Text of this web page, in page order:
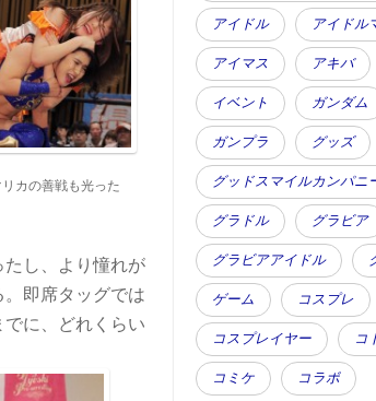
リカの善戦も光った
し、
より憧れが
即席タッグでは
に、
どれくらい
アイドル アイドル
アイマス アキバ
イベント ガンダム
ガンプラ グッズ
グッドスマイルカンパニ
グラドル グラビア
グラビアアイドル
ゲーム コスプレ
コスプレイヤー コ
コミケ コラボ